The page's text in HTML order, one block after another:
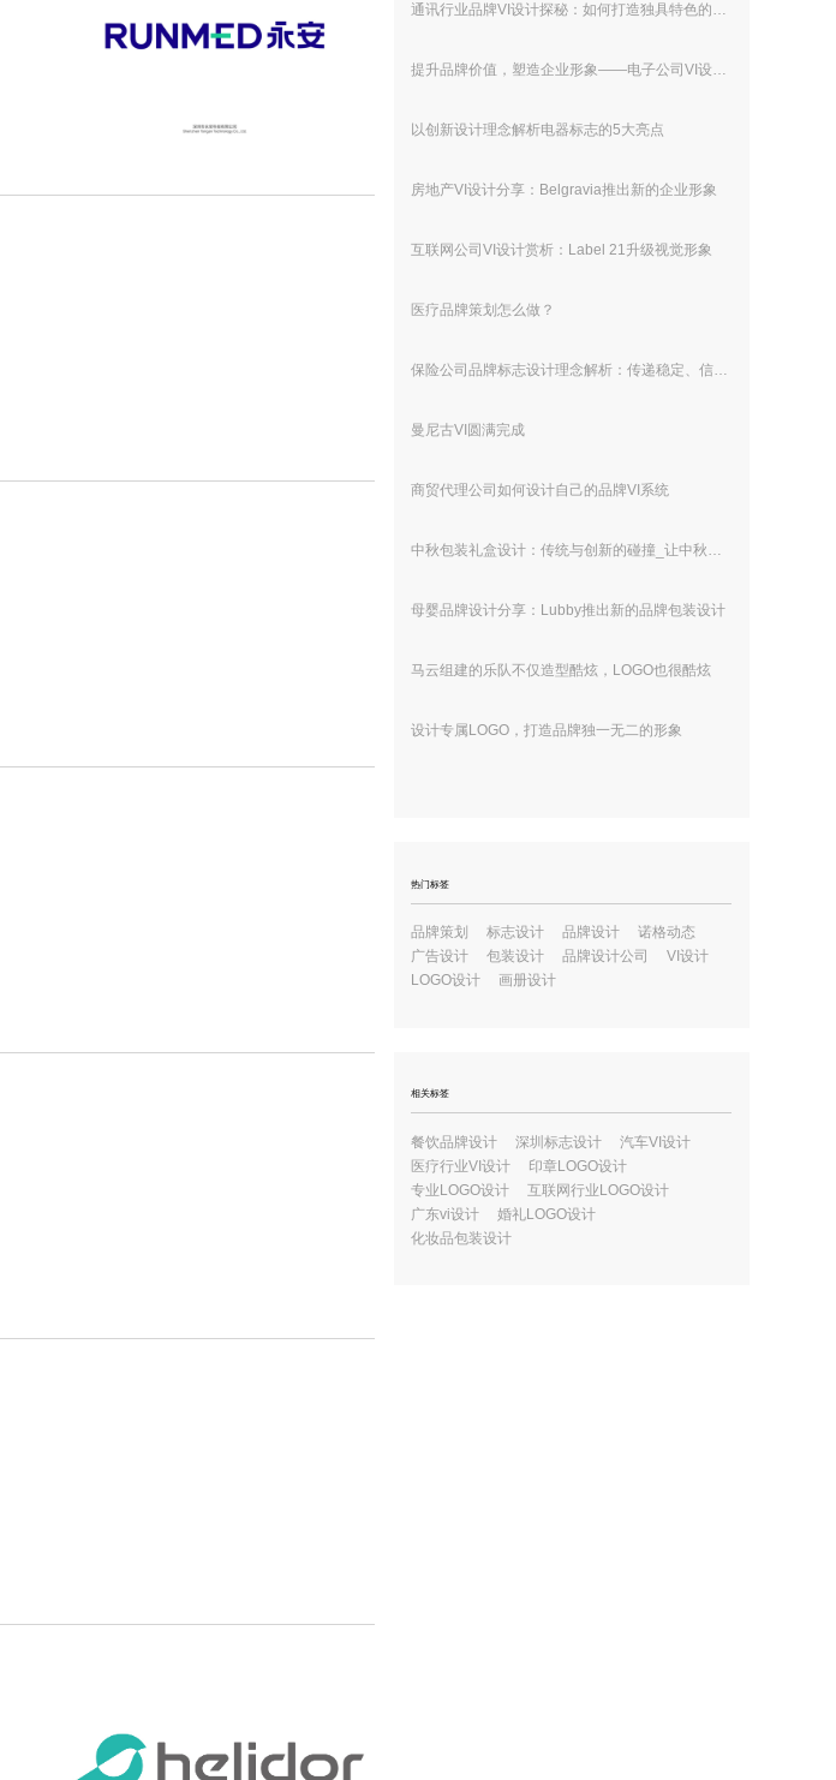
通讯行业品牌VI设计探秘：如何打造独具特色的品牌形象
提升品牌价值，塑造企业形象——电子公司VI设计策略分享
以创新设计理念解析电器标志的5大亮点
房地产VI设计分享：Belgravia推出新的企业形象
互联网公司VI设计赏析：Label 21升级视觉形象
医疗品牌策划怎么做？
保险公司品牌标志设计理念解析：传递稳定、信任和保护的视觉表达
曼尼古VI圆满完成
商贸代理公司如何设计自己的品牌VI系统
中秋包装礼盒设计：传统与创新的碰撞_让中秋礼盒更具吸引力，满足不同受众需求
母婴品牌设计分享：Lubby推出新的品牌包装设计
马云组建的乐队不仅造型酷炫，LOGO也很酷炫
设计专属LOGO，打造品牌独一无二的形象
热门标签
品牌策划 标志设计 品牌设计
诺格动态
广告设计
包装设计 品牌设计公司
VI设计
LOGO设计
画册设计
相关标签
餐饮品牌设计 深圳标志设计
汽车VI设计
医疗行业VI设计
印章LOGO设计
专业LOGO设计
互联网行业LOGO设计
广东vi设计
婚礼LOGO设计
化妆品包装设计